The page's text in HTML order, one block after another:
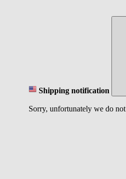
Shipping notification
Sorry, unfortunately we do